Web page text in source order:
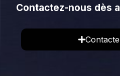
Contactez-nous dès